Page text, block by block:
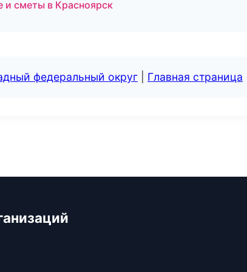
сметы в Красноярск
федеральный округ Главная страница